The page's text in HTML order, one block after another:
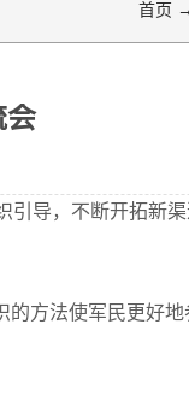
首页 →
会
引导，不断开拓新
方法使军民更好地